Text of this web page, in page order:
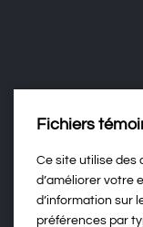
Politique
Fichiers
Ce site utilise des
d’améliorer votre
d’information sur
préférences par